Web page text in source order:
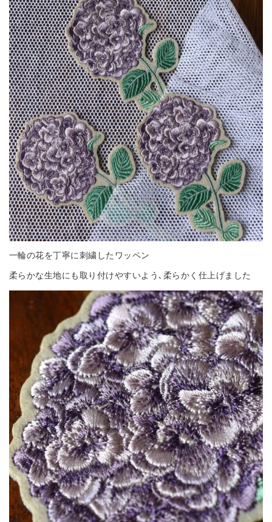
一輪の花を丁寧に刺繍したワッペン
柔らかな生地にも取り付けやすいよう､柔らかく仕上げました